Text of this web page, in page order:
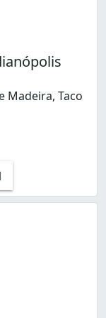
Madeira, Taco